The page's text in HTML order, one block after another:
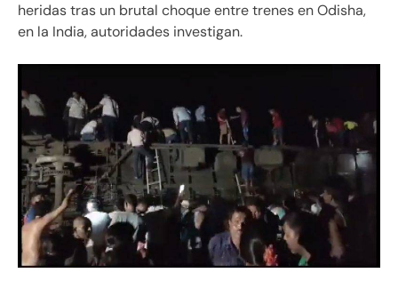
heridas tras un brutal choque entre trenes en Odisha,
en la India, autoridades investigan.